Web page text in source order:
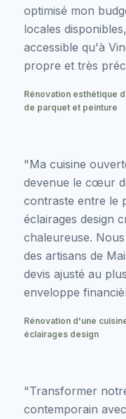
optimisé mon
locales
accessible qu'à
propre et très
Rénovation esthétique
de parquet et peinture
"Ma cuisine
devenue le cœur
contraste entre le
éclairages design
chaleureuse.
des artisans de
devis ajusté au
enveloppe
Rénovation d'une
éclairages design
"Transformer
contemporain